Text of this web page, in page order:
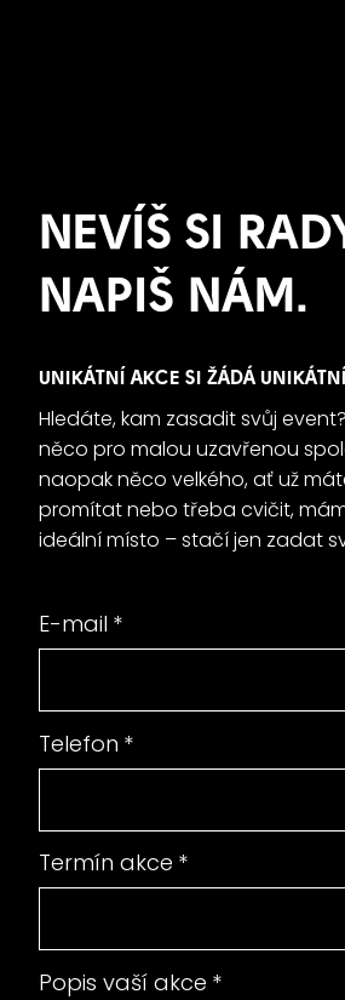
NEVÍŠ SI
NAPIŠ NÁM.
UNIKÁTNÍ AKCE SI ŽÁDÁ
Hledáte, kam zasadit svůj
něco pro malou uzavřenou
naopak něco velkého, ať už
promítat nebo třeba cvičit,
ideální místo – stačí jen zadat
E-mail *
Telefon *
Termín akce *
Popis vaší akce *